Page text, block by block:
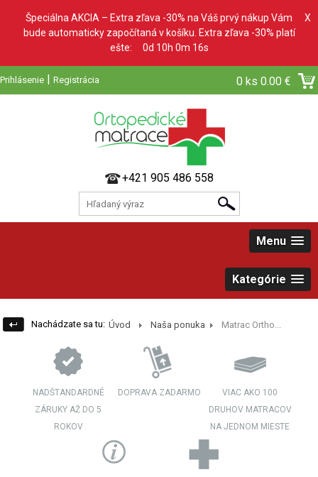
Špeciálna AKCIA – Extra zľava -30% na Váš prvý nákup Vám
bude automaticky započítaná v košíku. Extra zľava -30% platí
ešte: 0d 10h 0m 15s
X
Prihlásenie | Registrácia 0 ks 0.00 €
+421 905 486 558
Menu
Kategórie
Nachádzate sa tu: Úvod Naša ponuka Matrac Ortho...
NADŠTANDARDNÉ
ZÁRUKY AŽ DO 5
ROKOV
DOPRAVA ZADARMO
VIAC AKO 100
DRUHOV MATRACOV
NA JEDNOM MIESTE